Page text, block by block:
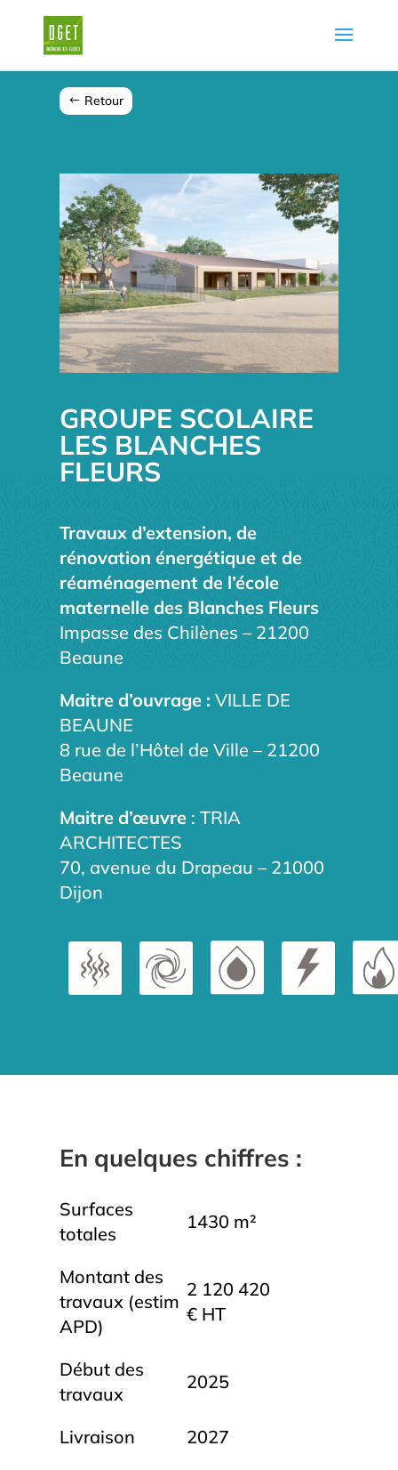
Retour
GROUPE SCOLAIRE
LES BLANCHES
FLEURS
Travaux d’extension, de
rénovation énergétique et de
réaménagement de l’école
maternelle des Blanches Fleurs
Impasse des Chilènes – 21200
Beaune
Maitre d’ouvrage : VILLE DE
BEAUNE
8 rue de l’Hôtel de Ville – 21200
Beaune
Maitre d’œuvre : TRIA
ARCHITECTES
70, avenue du Drapeau – 21000
Dijon
En quelques chiffres :
Surfaces
totales
1430 m²
Montant des
travaux (estim
APD)
2 120 420
€ HT
Début des
travaux
2025
Livraison 2027